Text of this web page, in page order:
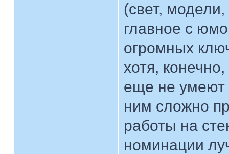
(свет,
главное с
огромных
хотя,
еще не умеют
ним сложно
работы на
номинации